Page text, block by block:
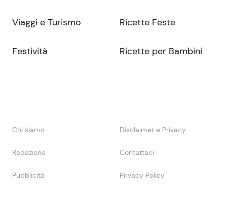
Viaggi e Turismo
Festività
Ricette Feste
Ricette per Bambini
Chi siamo Disclaimer e Privacy
Redazione Contattaci
Pubblicità Privacy Policy